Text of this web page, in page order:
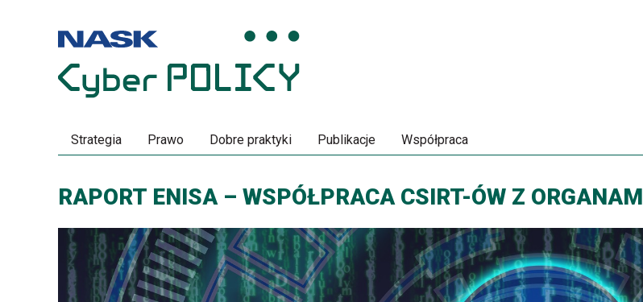
Przeskocz
Przeskocz
Strategia Prawo Dobre praktyki Publikacje Współpraca
RAPORT ENISA – WSPÓŁPRACA CSIRT-ÓW Z